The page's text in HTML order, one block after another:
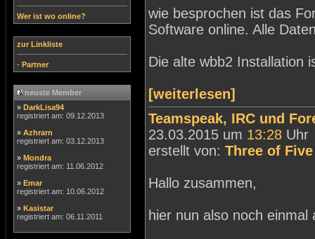
Wer ist wo online?
zur Linkliste
- Partner
neuste Member
» DarkLisa94
registriert am: 09.12.2013
» Azhrarn
registriert am: 03.12.2013
» Mondra
registriert am: 11.06.2012
» Emar
registriert am: 10.06.2012
» Kasistar
registriert am: 06.11.2011
wie besprochen ist das
Software online. Alle
Die alte wbb2 Installation
[weiterlesen]
Teamspeak, IRC und
23.03.2015 um 13:28 Uhr
erstellt von: Three of Five
Hallo zusammen,
hier nun also noch einmal